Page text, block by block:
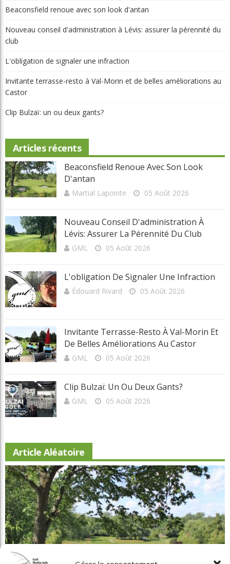
Beaconsfield renoue avec son look d'antan
Nouveau conseil d'administration à Lévis: assurer la pérennité du
club
L'obligation de signaler une infraction
Invitante terrasse-resto à Val-Morin et de belles améliorations au
Castor
Clip Bulzaï: un ou deux gants?
Articles récents
Beaconsfield Renoue Avec Son Look
D'antan
Martial Lapointe 05 Août 2026
Nouveau Conseil D'administration À
Lévis: Assurer La Pérennité Du Club
GML 05 Août 2026
L'obligation De Signaler Une Infraction
Édouard Rivard 05 Août 2026
Invitante Terrasse-Resto À Val-Morin Et
De Belles Améliorations Au Castor
GML 05 Août 2026
Clip Bulzaï: Un Ou Deux Gants?
GML 05 Août 2026
Article Aléatoire